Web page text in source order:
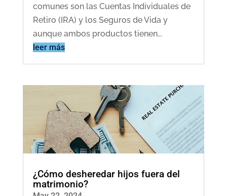
comunes son las Cuentas Individuales de
Retiro (IRA) y los Seguros de Vida y
aunque ambos productos tienen...
leer más
¿Cómo desheredar hijos fuera del
matrimonio?